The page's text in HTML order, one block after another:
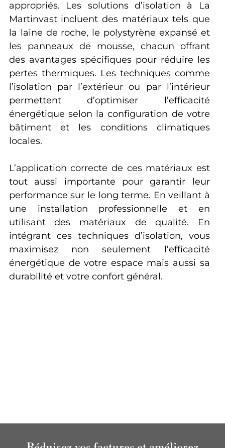
appropriés. Les solutions d’isolation à La
Martinvast incluent des matériaux tels que
la laine de roche, le polystyrène expansé et
les panneaux de mousse, chacun offrant
des avantages spécifiques pour réduire les
pertes thermiques. Les techniques comme
l’isolation par l’extérieur ou par l’intérieur
permettent d’optimiser l’efficacité
énergétique selon la configuration de votre
bâtiment et les conditions climatiques
locales.
L’application correcte de ces matériaux est
tout aussi importante pour garantir leur
performance sur le long terme. En veillant à
une installation professionnelle et en
utilisant des matériaux de qualité. En
intégrant ces techniques d’isolation, vous
maximisez non seulement l’efficacité
énergétique de votre espace mais aussi sa
durabilité et votre confort général.